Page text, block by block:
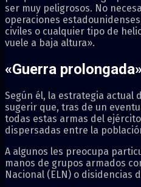
ser muy peligrosos. No
operaciones
civiles o cualquier tipo de
vuele a baja altura».
«Guerra prolongada»
Según él, la estrategia actual
sugerir que, tras de un
todas estas armas del
dispersadas entre la
A algunos les preocupa
manos de grupos armados
Nacional (ELN) o disidencias